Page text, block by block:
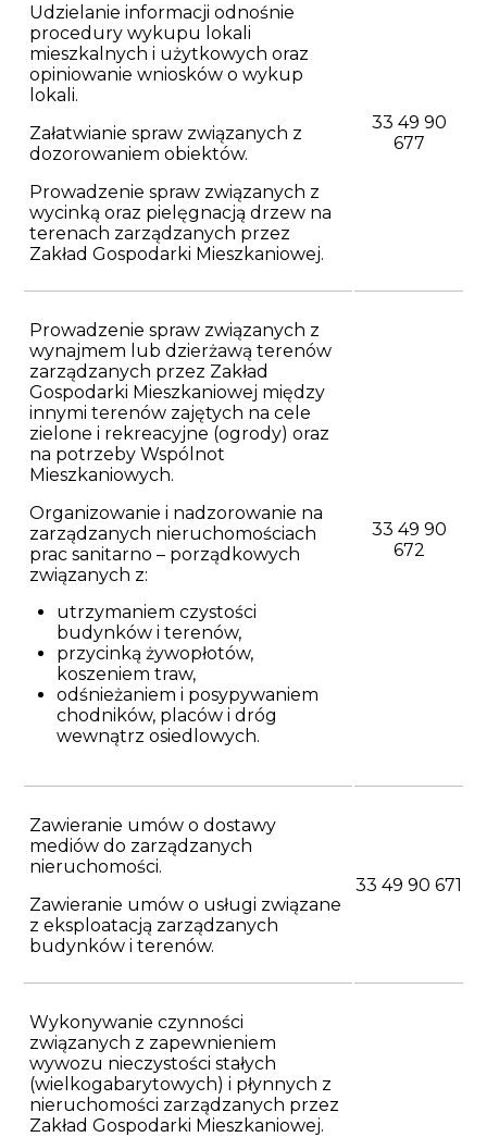
Udzielanie informacji odnośnie
procedury wykupu lokali
mieszkalnych i użytkowych oraz
opiniowanie wniosków o wykup
lokali.
Załatwianie spraw związanych z
dozorowaniem obiektów.
Prowadzenie spraw związanych z
wycinką oraz pielęgnacją drzew na
terenach zarządzanych przez
Zakład Gospodarki Mieszkaniowej.
33 49 90
677
Prowadzenie spraw związanych z
wynajmem lub dzierżawą terenów
zarządzanych przez Zakład
Gospodarki Mieszkaniowej między
innymi terenów zajętych na cele
zielone i rekreacyjne (ogrody) oraz
na potrzeby Wspólnot
Mieszkaniowych.
Organizowanie i nadzorowanie na
zarządzanych nieruchomościach
prac sanitarno – porządkowych
związanych z:
utrzymaniem czystości
budynków i terenów,
przycinką żywopłotów,
koszeniem traw,
odśnieżaniem i posypywaniem
chodników, placów i dróg
wewnątrz osiedlowych.
33 49 90
672
Zawieranie umów o dostawy
mediów do zarządzanych
nieruchomości.
Zawieranie umów o usługi związane
z eksploatacją zarządzanych
budynków i terenów.
33 49 90 671
Wykonywanie czynności
związanych z zapewnieniem
wywozu nieczystości stałych
(wielkogabarytowych) i płynnych z
nieruchomości zarządzanych przez
Zakład Gospodarki Mieszkaniowej.